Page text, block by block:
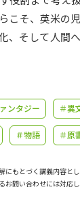
学問発見
発見
講義」 学
夢
ユーザーサ
こそ、英米の
、そして人間
ンタジー ＃異
＃物語 ＃原
もとづく講義内容とし
問い合わせには対応し